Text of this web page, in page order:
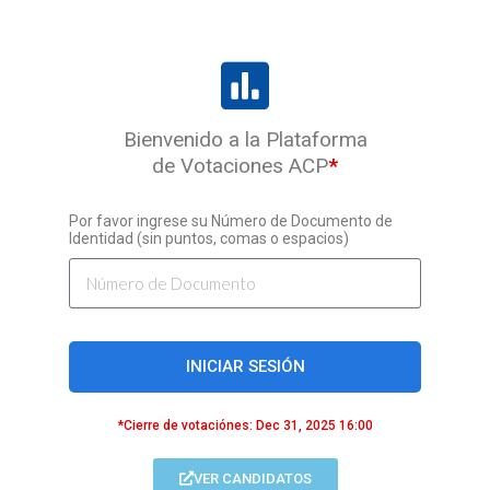
Bienvenido a la Plataforma
de Votaciones ACP*
Por favor ingrese su Número de Documento de
Identidad (sin puntos, comas o espacios)
INICIAR SESIÓN
*Cierre de votaciónes: Dec 31, 2025 16:00
VER CANDIDATOS